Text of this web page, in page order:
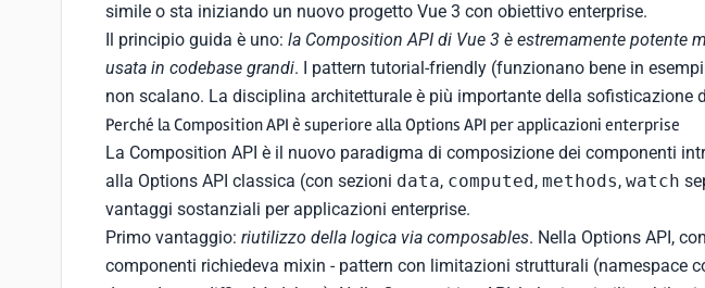
simile o sta iniziando un nuovo progetto Vue 3 con obiettivo enterprise.
Il principio guida è uno: la Composition API di Vue 3 è estremamente potente
usata in codebase grandi. I pattern tutorial-friendly (funzionano bene in
non scalano. La disciplina architetturale è più importante della sofisticazione
Perché la Composition API è superiore alla Options API per applicazioni enterprise
La Composition API è il nuovo paradigma di composizione dei componenti
alla Options API classica (con sezioni data, computed, methods, watch
vantaggi sostanziali per applicazioni enterprise.
Primo vantaggio: riutilizzo della logica via composables. Nella Options API,
componenti richiedeva mixin - pattern con limitazioni strutturali (namespace